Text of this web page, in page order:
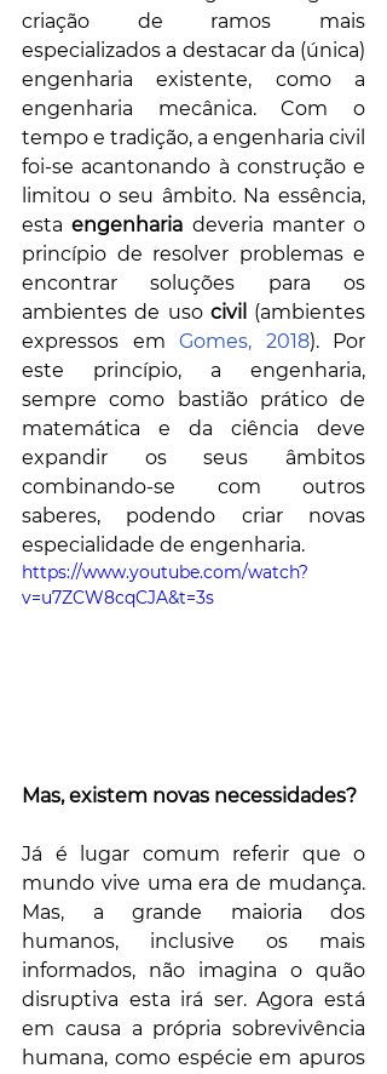
criação de ramos mais
especializados a destacar da (única)
engenharia existente, como a
engenharia mecânica. Com o
tempo e tradição, a engenharia civil
foi-se acantonando à construção e
limitou o seu âmbito. Na essência,
esta engenharia deveria manter o
princípio de resolver problemas e
encontrar soluções para os
ambientes de uso civil (ambientes
expressos em Gomes, 2018). Por
este princípio, a engenharia,
sempre como bastião prático de
matemática e da ciência deve
expandir os seus âmbitos
combinando-se com outros
saberes, podendo criar novas
especialidade de engenharia.
https://www.youtube.com/watch?
v=u7ZCW8cqCJA&t=3s
Mas, existem novas necessidades?
Já é lugar comum referir que o
mundo vive uma era de mudança.
Mas, a grande maioria dos
humanos, inclusive os mais
informados, não imagina o quão
disruptiva esta irá ser. Agora está
em causa a própria sobrevivência
humana, como espécie em apuros